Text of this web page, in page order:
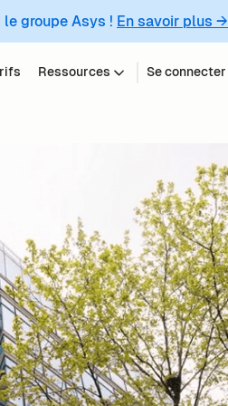
groupe Asys ! En savoir plus →
Ressources Se connecter